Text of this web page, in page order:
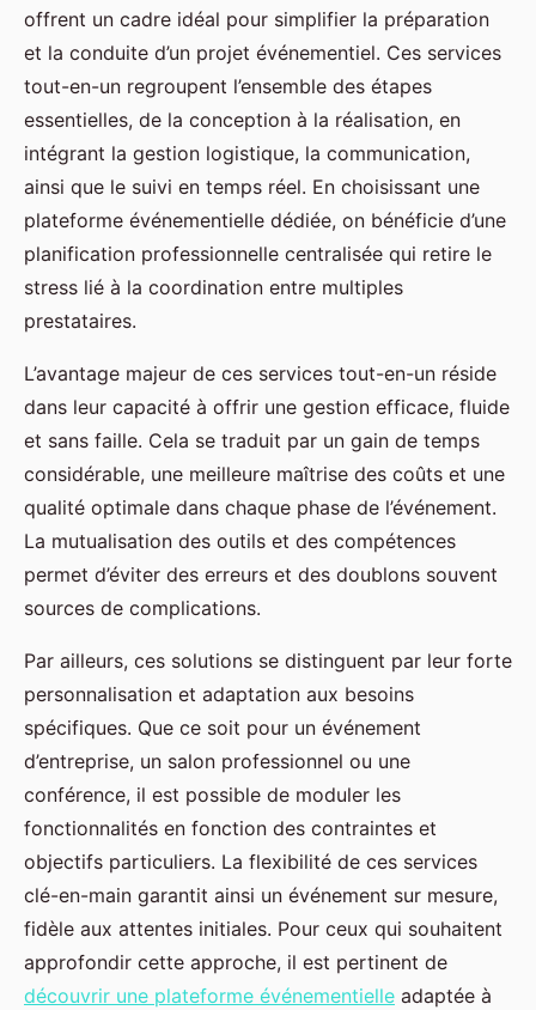
offrent un cadre idéal pour simplifier la préparation
et la conduite d’un projet événementiel. Ces services
tout-en-un regroupent l’ensemble des étapes
essentielles, de la conception à la réalisation, en
intégrant la gestion logistique, la communication,
ainsi que le suivi en temps réel. En choisissant une
plateforme événementielle dédiée, on bénéficie d’une
planification professionnelle centralisée qui retire le
stress lié à la coordination entre multiples
prestataires.
L’avantage majeur de ces services tout-en-un réside
dans leur capacité à offrir une gestion efficace, fluide
et sans faille. Cela se traduit par un gain de temps
considérable, une meilleure maîtrise des coûts et une
qualité optimale dans chaque phase de l’événement.
La mutualisation des outils et des compétences
permet d’éviter des erreurs et des doublons souvent
sources de complications.
Par ailleurs, ces solutions se distinguent par leur forte
personnalisation et adaptation aux besoins
spécifiques. Que ce soit pour un événement
d’entreprise, un salon professionnel ou une
conférence, il est possible de moduler les
fonctionnalités en fonction des contraintes et
objectifs particuliers. La flexibilité de ces services
clé-en-main garantit ainsi un événement sur mesure,
fidèle aux attentes initiales. Pour ceux qui souhaitent
approfondir cette approche, il est pertinent de
découvrir une plateforme événementielle adaptée à